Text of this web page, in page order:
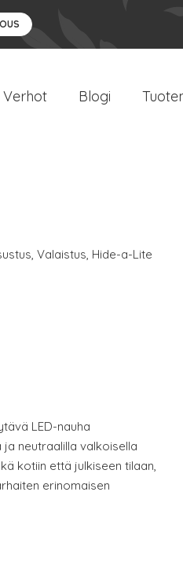
Verhot Blogi
, Valaistus, Hide-a-Lite
LED-nauha
neutraalilla valkoisella
kotiin että julkiseen tilaan,
erinomaisen